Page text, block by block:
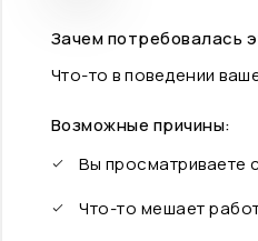
Зачем потребовалась
Что-то в поведении
Возможные причины:
Вы просматриваете
Что-то мешает